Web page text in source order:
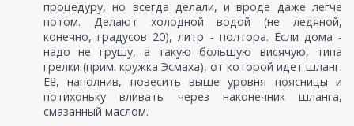
процедуру, но всегда делали, и вроде даже легче
потом. Делают холодной водой (не ледяной,
конечно, градусов 20), литр - полтора. Если дома -
надо не грушу, а такую большую висячую, типа
грелки (прим. кружка Эсмаха), от которой идет шланг.
Её, наполнив, повесить выше уровня поясницы и
потихоньку вливать через наконечник шланга,
смазанный маслом.